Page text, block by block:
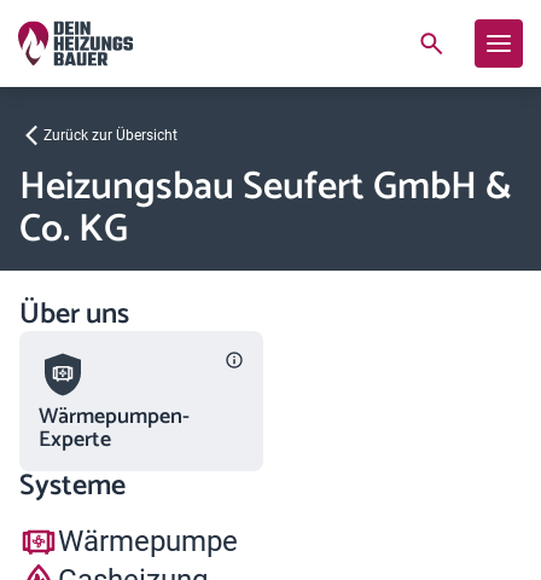
Zurück zur Übersicht
Heizungsbau Seufert GmbH &
Co. KG
Über uns
Wärmepumpen-
Experte
Systeme
Wärmepumpe